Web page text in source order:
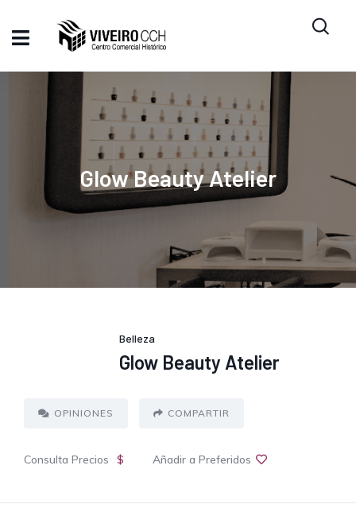
Glow Beauty Atelier
Belleza
Glow Beauty Atelier
OPINIONES COMPARTIR
Consulta Precios $ Añadir a Preferidos